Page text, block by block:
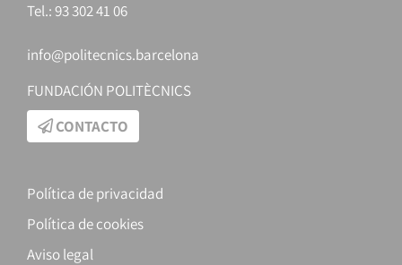
Tel.: 93 302 41 06
info@politecnics.barcelona
FUNDACIÓN POLITÈCNICS
CONTACTO
Política de privacidad
Política de cookies
Aviso legal